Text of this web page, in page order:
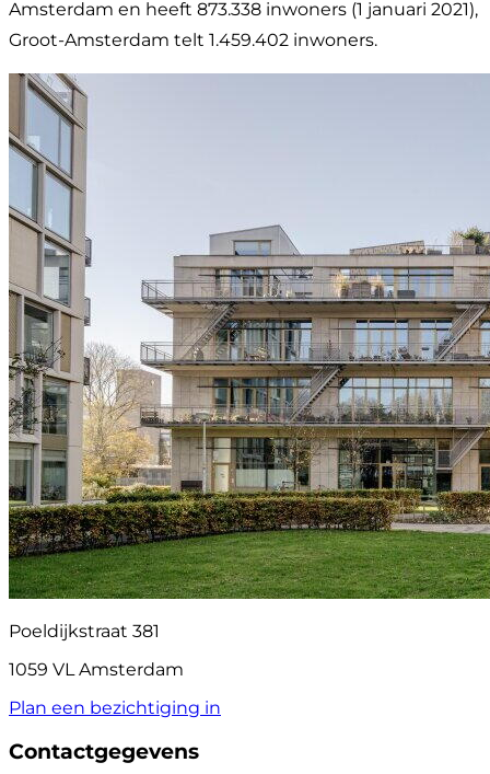
Amsterdam en heeft 873.338 inwoners (1 januari 2021),
Groot-Amsterdam telt 1.459.402 inwoners.
Poeldijkstraat 381
1059 VL Amsterdam
Plan een bezichtiging in
Contactgegevens